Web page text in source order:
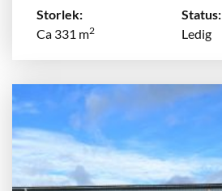
Storlek:
Status:
Ca 331 m2 Ledig